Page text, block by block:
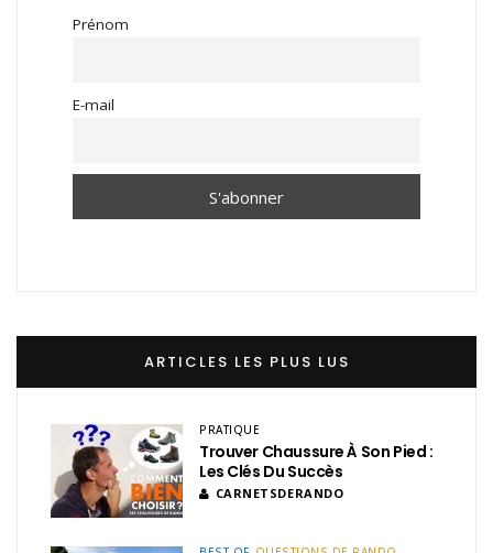
Prénom
E-mail
ARTICLES LES PLUS LUS
PRATIQUE
Trouver Chaussure À Son Pied :
Les Clés Du Succès
CARNETSDERANDO